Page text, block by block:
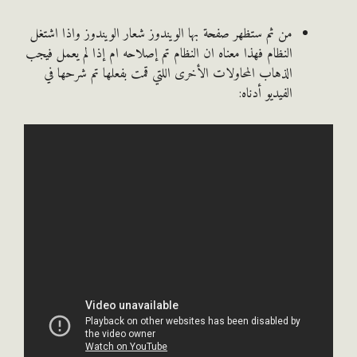
من ثم ستظهر صفحة بها الويندوز شعار الويندوز واذا اشتغل
النظام فهذا معناه ان النظام تم إصلاحه ام إذا لم يعمل فيجب
الذهاب المحاولات الأخرى اللتي قمت بفعلها تم شرحها في
الفيديو أدناه: